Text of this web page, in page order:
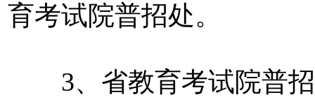
育考试院普招处。
3、省教育考试院普招